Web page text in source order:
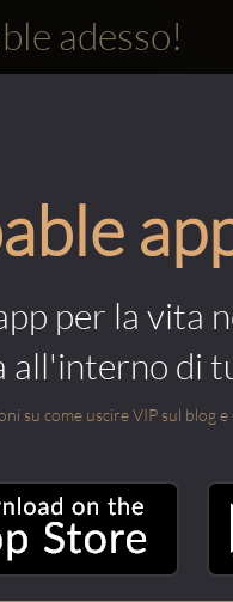
adesso!
per la vita
all'interno di
su come uscire VIP sul blog